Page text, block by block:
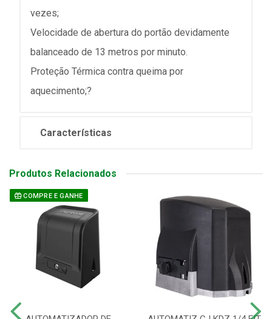
vezes;
Velocidade de abertura do portão devidamente
balanceado de 13 metros por minuto.
Proteção Térmica contra queima por
aquecimento;?
Características
Produtos Relacionados
COMPRE E GANHE